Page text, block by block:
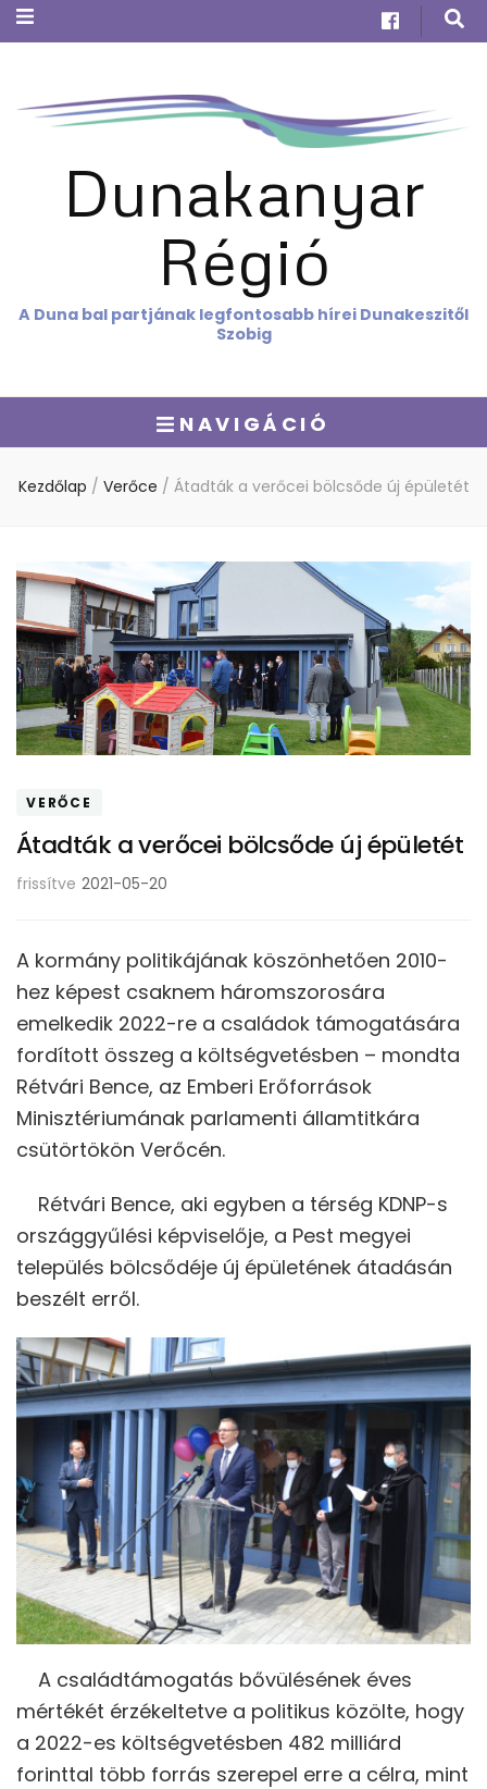
Dunakanyar
Régió
A Duna bal partjának legfontosabb hírei Dunakeszitől
Szobig
NAVIGÁCIÓ
Kezdőlap / Verőce / Átadták a verőcei bölcsőde új épületét
VERŐCE
Átadták a verőcei bölcsőde új épületét
frissítve 2021-05-20
A kormány politikájának köszönhetően 2010-
hez képest csaknem háromszorosára
emelkedik 2022-re a családok támogatására
fordított összeg a költségvetésben – mondta
Rétvári Bence, az Emberi Erőforrások
Minisztériumának parlamenti államtitkára
csütörtökön Verőcén.
Rétvári Bence, aki egyben a térség KDNP-s
országgyűlési képviselője, a Pest megyei
település bölcsődéje új épületének átadásán
beszélt erről.
A családtámogatás bővülésének éves
mértékét érzékeltetve a politikus közölte, hogy
a 2022-es költségvetésben 482 milliárd
forinttal több forrás szerepel erre a célra, mint